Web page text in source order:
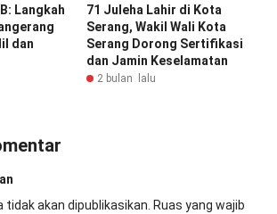
Langkah
dan
71 Juleha Lahir di Kota
Serang, Wakil Wali Kota
Serang Dorong Sertifikasi
dan Jamin Keselamatan
2 bulan lalu
tidak akan dipublikasikan. Ruas yang wajib